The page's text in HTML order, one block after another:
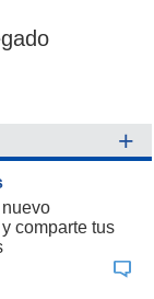
+
comparte tus